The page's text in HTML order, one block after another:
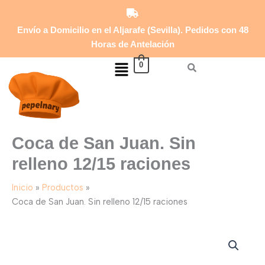
contenidoEnvío a Domicilio en el Aljarafe (Sevilla). Pedidos con 48
Horas de Antelación
Menú
0
Coca de San Juan. Sin
relleno 12/15 raciones
Inicio
Productos
Coca de San Juan. Sin relleno 12/15 raciones
relleno